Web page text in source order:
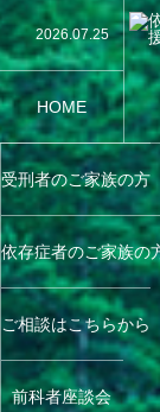
HOME
受刑者のご家族の方
依存症者のご家族の
ご相談はこちらから
前科者座談会
2026.07.25
2026.07.24
2026.07.19
2026.07.11
2026.06.26